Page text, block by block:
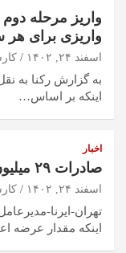
واریز مرحله
واریزی برای
اسفند ۲۴, ۱۴۰۲
به گزارش رکنا به
اینکه بر اساس…
اخبار
صادرات ۲۹ میلیون تن محصول پتروشیمی در ۱۴۰۲
اسفند ۲۴, ۱۴۰۲
تهران-ایرنا-
اینکه مقدار عرضه